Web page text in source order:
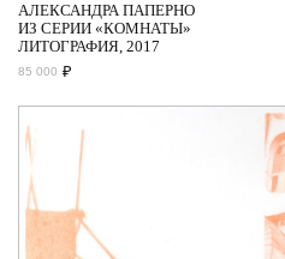
АЛЕКСАНДРА ПАПЕРНО
ИЗ СЕРИИ «КОМНАТЫ»
ЛИТОГРАФИЯ, 2017
85 000 ₽